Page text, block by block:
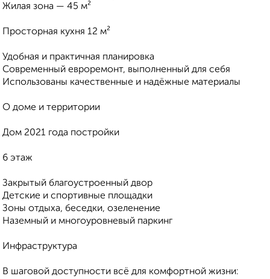
Жилая зона — 45 м²
Просторная кухня 12 м²
Удобная и практичная планировка
Современный евроремонт, выполненный для себя
Использованы качественные и надёжные материалы
О доме и территории
Дом 2021 года постройки
6 этаж
Закрытый благоустроенный двор
Детские и спортивные площадки
Зоны отдыха, беседки, озеленение
Наземный и многоуровневый паркинг
Инфраструктура
В шаговой доступности всё для комфортной жизни: